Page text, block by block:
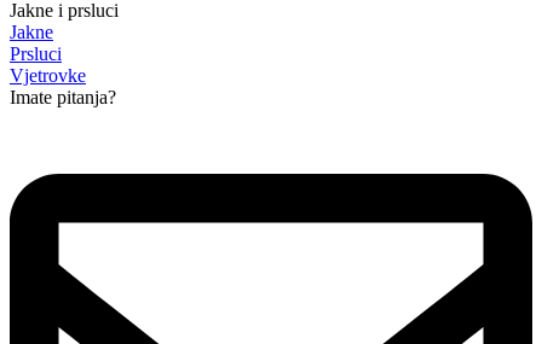
Jakne i prsluci
Jakne
Prsluci
Vjetrovke
Imate pitanja?